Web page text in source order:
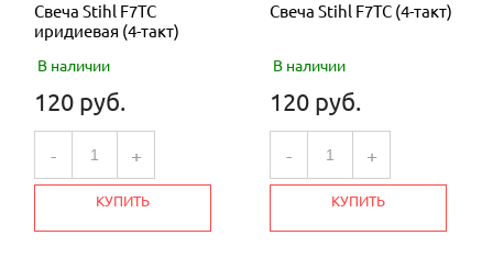
НОЖ ГАЗОНОКОСИЛКИ
МОТОБЛОКИ
КАЛОРИФЕРЫ И ТЕПЛОВЕНТИЛЯТОРЫ
Свеча Stihl F7TC
иридиевая (4-такт)
В наличии
120 руб.
- +
КУПИТЬ
Свеча Stihl F7TC (4-такт)
В наличии
120 руб.
- +
КУПИТЬ